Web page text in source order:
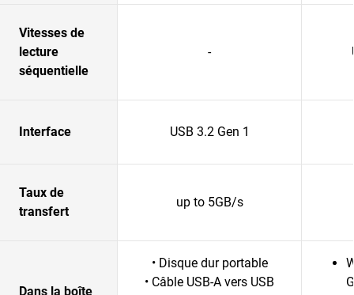
Vitesses de
lecture
séquentielle
-
Interface USB 3.2 Gen 1
Taux de
transfert
up to 5GB/s
Dans la boîte
• Disque dur portable
• Câble USB-A vers USB